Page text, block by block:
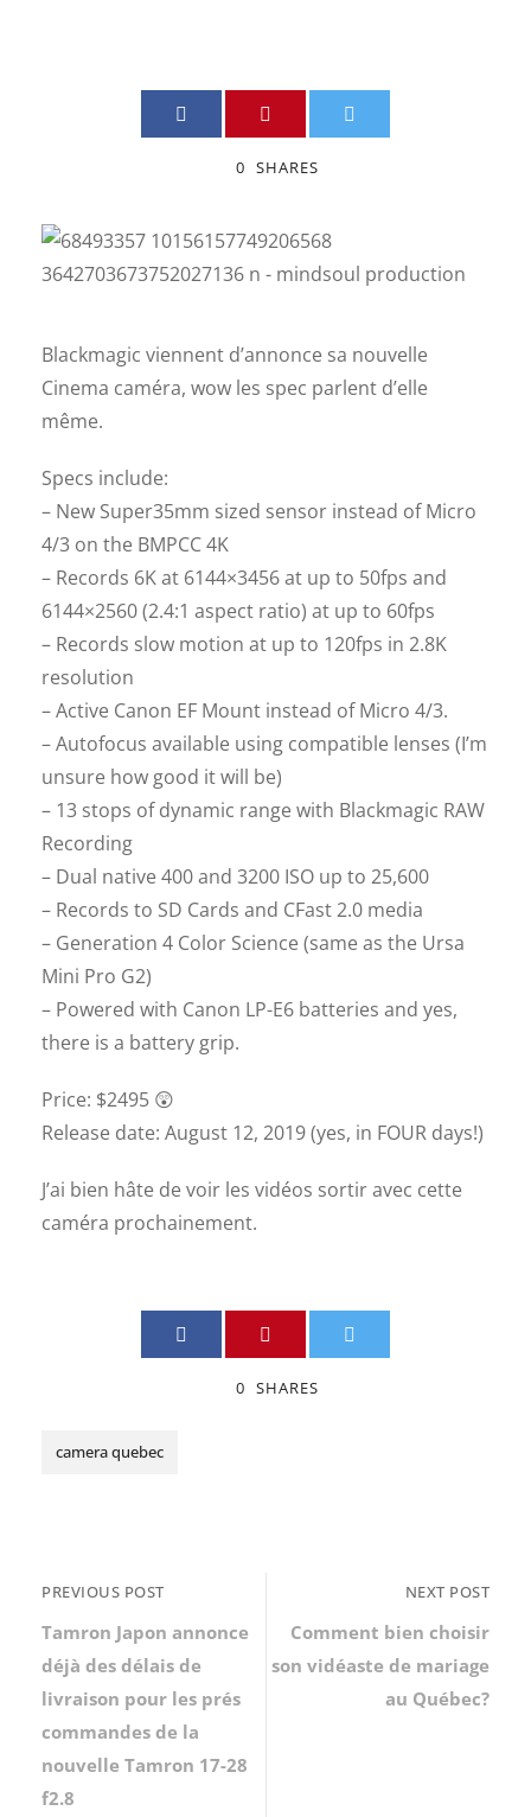
0 SHARES
Blackmagic viennent d’annonce sa nouvelle
Cinema caméra, wow les spec parlent d’elle
même.
Specs include:
– New Super35mm sized sensor instead of Micro
4/3 on the BMPCC 4K
– Records 6K at 6144×3456 at up to 50fps and
6144×2560 (2.4:1 aspect ratio) at up to 60fps
– Records slow motion at up to 120fps in 2.8K
resolution
– Active Canon EF Mount instead of Micro 4/3.
– Autofocus available using compatible lenses (I’m
unsure how good it will be)
– 13 stops of dynamic range with Blackmagic RAW
Recording
– Dual native 400 and 3200 ISO up to 25,600
– Records to SD Cards and CFast 2.0 media
– Generation 4 Color Science (same as the Ursa
Mini Pro G2)
– Powered with Canon LP-E6 batteries and yes,
there is a battery grip.
Price: $2495 😲
Release date: August 12, 2019 (yes, in FOUR days!)
J’ai bien hâte de voir les vidéos sortir avec cette
caméra prochainement.
0 SHARES
camera quebec
PREVIOUS POST
Tamron Japon annonce
déjà des délais de
livraison pour les prés
commandes de la
nouvelle Tamron 17-28
f2.8
NEXT POST
Comment bien choisir
son vidéaste de mariage
au Québec?